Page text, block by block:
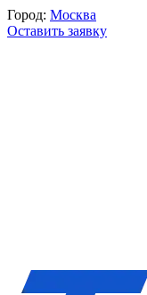
Город: Москва
Оставить заявку